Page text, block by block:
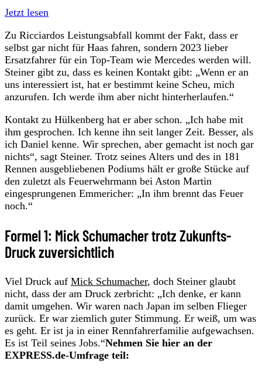
Jetzt lesen
Zu Ricciardos Leistungsabfall kommt der Fakt, dass er
selbst gar nicht für Haas fahren, sondern 2023 lieber
Ersatzfahrer für ein Top-Team wie Mercedes werden will.
Steiner gibt zu, dass es keinen Kontakt gibt: „Wenn er an
uns interessiert ist, hat er bestimmt keine Scheu, mich
anzurufen. Ich werde ihm aber nicht hinterherlaufen.“
Kontakt zu Hülkenberg hat er aber schon. „Ich habe mit
ihm gesprochen. Ich kenne ihn seit langer Zeit. Besser, als
ich Daniel kenne. Wir sprechen, aber gemacht ist noch gar
nichts“, sagt Steiner. Trotz seines Alters und des in 181
Rennen ausgebliebenen Podiums hält er große Stücke auf
den zuletzt als Feuerwehrmann bei Aston Martin
eingesprungenen Emmericher: „In ihm brennt das Feuer
noch.“
Formel 1: Mick Schumacher trotz Zukunfts-
Druck zuversichtlich
Viel Druck auf Mick Schumacher, doch Steiner glaubt
nicht, dass der am Druck zerbricht: „Ich denke, er kann
damit umgehen. Wir waren nach Japan im selben Flieger
zurück. Er war ziemlich guter Stimmung. Er weiß, um was
es geht. Er ist ja in einer Rennfahrerfamilie aufgewachsen.
Es ist Teil seines Jobs.“Nehmen Sie hier an der
EXPRESS.de-Umfrage teil: